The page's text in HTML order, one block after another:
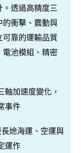
透過高精度三
的衝擊、震動與
可靠的運輸品質
電池模組、精密
軸加速度變化，
事件
長途海運、空運與
運作